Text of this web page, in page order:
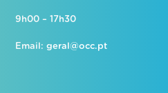
9h00 – 17h30
Email:geral@occ.pt